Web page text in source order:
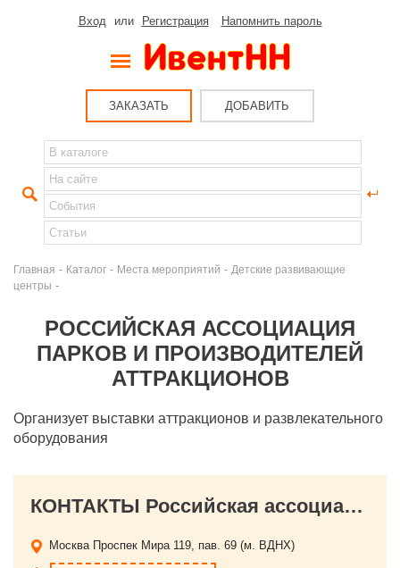
Вход или Регистрация Напомнить пароль
ЗАКАЗАТЬ ДОБАВИТЬ
Главная - Каталог - Места мероприятий - Детские развивающие
центры -
РОССИЙСКАЯ АССОЦИАЦИЯ
ПАРКОВ И ПРОИЗВОДИТЕЛЕЙ
АТТРАКЦИОНОВ
Организует выставки аттракционов и развлекательного
оборудования
КОНТАКТЫ Российская ассоциация парков и производителей аттракционов
Москва Проспек Мира 119, пав. 69 (м. ВДНХ)